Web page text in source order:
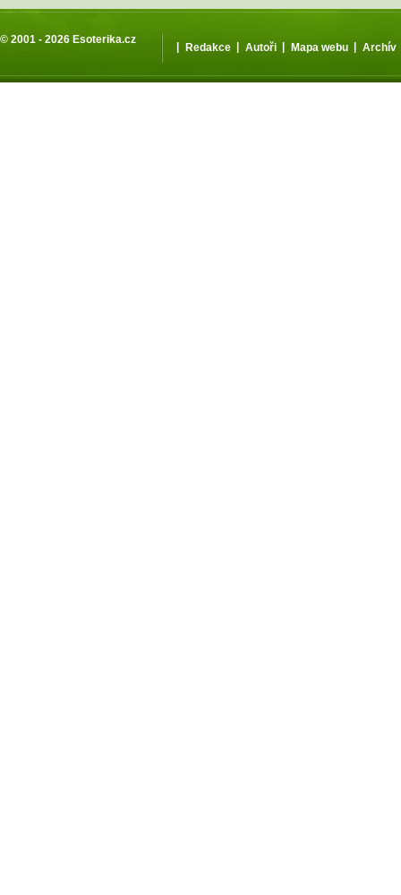
© 2001 - 2026 Esoterika.cz
| Redakce | Autoři | Mapa webu | Archív